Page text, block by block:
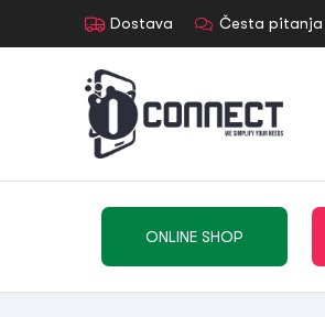
Dostava Česta pitanja
ONLINE SHOP